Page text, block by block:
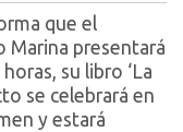
que el
presentará
su libro ‘La
se celebrará en
y estará